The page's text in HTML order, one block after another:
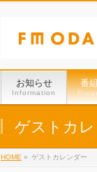
お知らせ
Information
番
ゲストカ
HOME » ゲストカレンダー
01:00
02:00
03:00
04:00